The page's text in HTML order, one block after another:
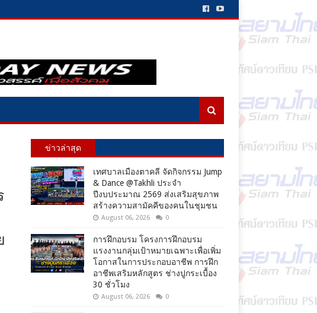
ข่าวล่าสุด
เทศบาลเมืองตาคลี จัดกิจกรรม Jump
& Dance @Takhli ประจำ
ปีงบประมาณ 2569 ส่งเสริมสุขภาพ
สร้างความสามัคคีของคนในชุมชน
August 06, 2026 0
การฝึกอบรม โครงการฝึกอบรม
แรงงานกลุ่มเป้าหมายเฉพาะเพื่อเพิ่ม
โอกาสในการประกอบอาชีพ การฝึก
อาชีพเสริมหลักสูตร ช่างปูกระเบื้อง
30 ชั่วโมง
August 06, 2026 0